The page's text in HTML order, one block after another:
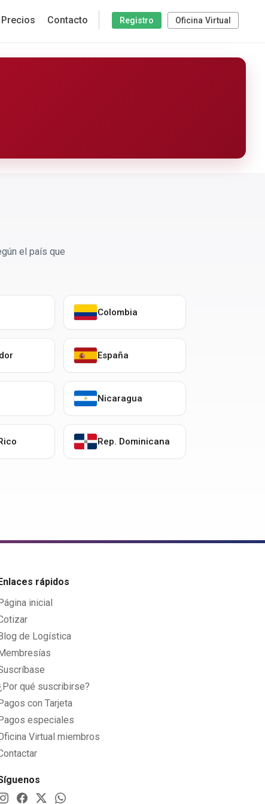
Registro Oficina Virtual
Contacto
el país que
Colombia
España
Nicaragua
Rep. Dominicana
rápidos
inicial
de Logística
qué suscribirse?
con Tarjeta
especiales
Virtual miembros